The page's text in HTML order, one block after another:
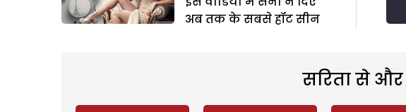
अब तक के सबसे हॉट सीन
सरिता से और